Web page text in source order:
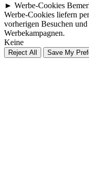
► Werbe-Cookies
Werbe-Cookies liefern
vorherigen Besuchen
Werbekampagnen.
Keine
Reject All Save My